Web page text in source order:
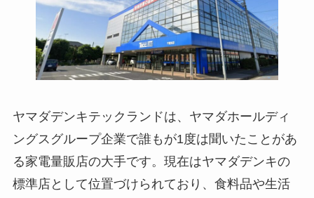
ヤマダデンキテックランドは、ヤマダホールディ
ングスグループ企業で誰もが1度は聞いたことがあ
る家電量販店の大手です。現在はヤマダデンキの
標準店として位置づけられており、食料品や生活